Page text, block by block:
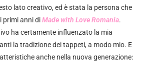
lato creativo, ed è stata la persona che
primi anni diMade with Love Romania.
ha certamente influenzato la mia
la tradizione dei tappeti, a modo mio. E
anche nella nuova generazione: